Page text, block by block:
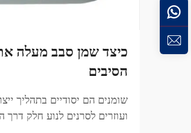
כיצד שמן סבב מעלה את
הסיבים
שומנים הם יסודיים בתהליך
ועוזרים לסרנים לנוע חלק דרך